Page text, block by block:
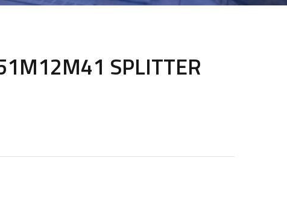
SPLITTER